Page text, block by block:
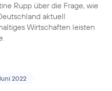
Rupp über die Frage, wie
aktuell
Wirtschaften leisten
2022